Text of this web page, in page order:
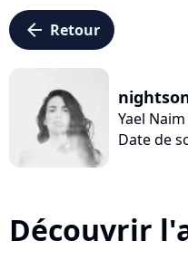
arrow_left Retour
Yael Naim
Date de
Découvrir